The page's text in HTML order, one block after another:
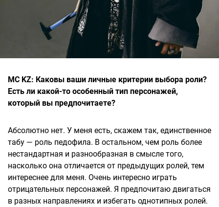
MC KZ: Каковы ваши личные критерии выбора роли?
Есть ли какой-то особенный тип персонажей,
который вы предпочитаете?
Абсолютно нет. У меня есть, скажем так, единственное
табу — роль педофила. В остальном, чем роль более
нестандартная и разнообразная в смысле того,
насколько она отличается от предыдущих ролей, тем
интереснее для меня. Очень интересно играть
отрицательных персонажей. Я предпочитаю двигаться
в разных направлениях и избегать однотипных ролей.